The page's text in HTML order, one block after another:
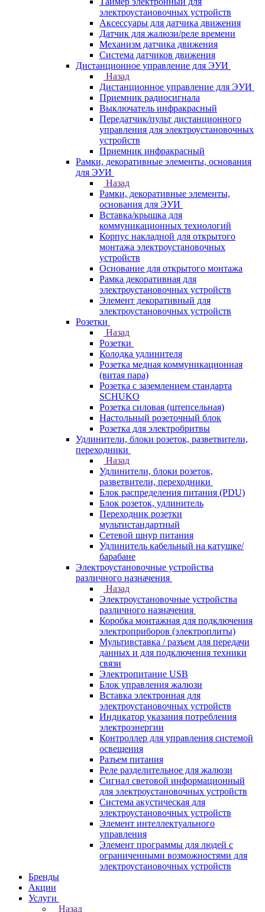
электроустановочных устройств
Аксессуары для датчика движения
Датчик для жалюзи/реле времени
Механизм датчика движения
Система датчиков движения
Дистанционное управление для ЭУИ
Назад
Дистанционное управление для ЭУИ
Приемник радиосигнала
Выключатель инфракрасный
Передатчик/пульт дистанционного
управления для электроустановочных
устройств
Приемник инфракрасный
Рамки, декоративные элементы, основания
для ЭУИ
Назад
Рамки, декоративные элементы,
основания для ЭУИ
Вставка/крышка для
коммуникационных технологий
Корпус накладной для открытого
монтажа электроустановочных
устройств
Основание для открытого монтажа
Рамка декоративная для
электроустановочных устройств
Элемент декоративный для
электроустановочных устройств
Розетки
Назад
Розетки
Колодка удлинителя
Розетка медная коммуникационная
(витая пара)
Розетка с заземлением стандарта
SCHUKO
Розетка силовая (штепсельная)
Настольный розеточный блок
Розетка для электробритвы
Удлинители, блоки розеток, разветвители,
переходники
Назад
Удлинители, блоки розеток,
разветвители, переходники
Блок распределения питания (PDU)
Блок розеток, удлинитель
Переходник розетки
мультистандартный
Сетевой шнур питания
Удлинитель кабельный на катушке/
барабане
Электроустановочные устройства
различного назначения
Назад
Электроустановочные устройства
различного назначения
Коробка монтажная для подключения
электроприборов (электроплиты)
Мультивставка / разъем для передачи
данных и для подключения техники
связи
Электропитание USB
Блок управления жалюзи
Вставка электронная для
электроустановочных устройств
Индикатор указания потребления
электроэнергии
Контроллер для управления системой
освещения
Разъем питания
Реле разделительное для жалюзи
Сигнал световой информационный
для электроустановочных устройств
Система акустическая для
электроустановочных устройств
Элемент интеллектуального
управления
Элемент программы для людей с
ограниченными возможностями для
электроустановочных устройств
Бренды
Акции
Услуги
Назад